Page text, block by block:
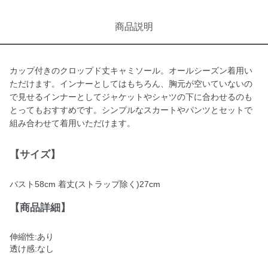
商品説明
カップ付きのクロップド丈キャミソール。オールシーズン着用い
ただけます。インナーとしてはもちろん、胸元が空いていないの
で見せるインナーとしてジャケットやシャツの下に合わせるのも
とってもおすすめです。シンプルなスカートやパンツとセットで
組み合わせて着用いただけます。
【サイズ】
バスト58cm 着丈(ストラップ除く)27cm
【商品詳細】
伸縮性:あり
透け感:なし